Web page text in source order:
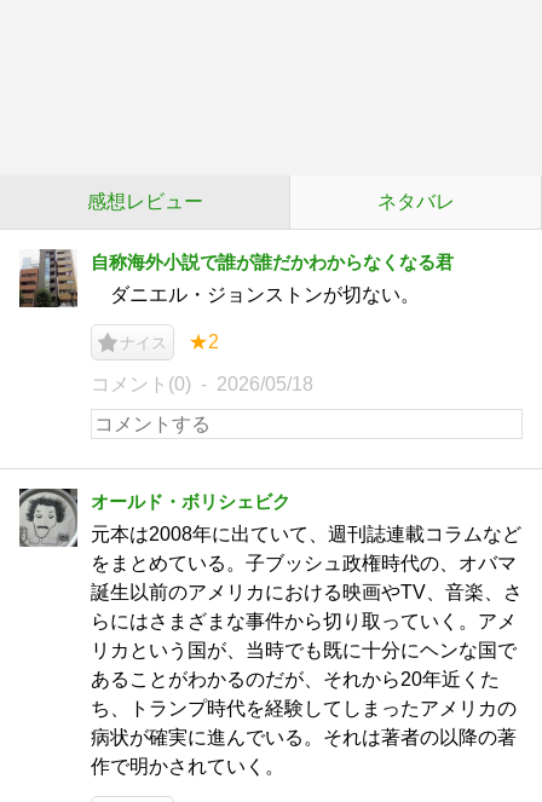
感想レビュー ネタバレ
自称海外小説で誰が誰だかわからなくなる君
ダニエル・ジョンストンが切ない。
ナイス ★2
コメント(0) 2026/05/18
オールド・ボリシェビク
元本は2008年に出ていて、週刊誌連載コラムなど
をまとめている。子ブッシュ政権時代の、オバマ
誕生以前のアメリカにおける映画やTV、音楽、さ
らにはさまざまな事件から切り取っていく。アメ
リカという国が、当時でも既に十分にヘンな国で
あることがわかるのだが、それから20年近くた
ち、トランプ時代を経験してしまったアメリカの
病状が確実に進んでいる。それは著者の以降の著
作で明かされていく。